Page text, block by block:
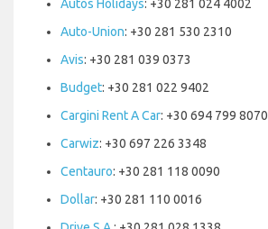
Autos Holidays: +30 281 024 4002
Auto-Union: +30 281 530 2310
Avis: +30 281 039 0373
Budget: +30 281 022 9402
Cargini Rent A Car: +30 694 799 8070
Carwiz: +30 697 226 3348
Centauro: +30 281 118 0090
Dollar: +30 281 110 0016